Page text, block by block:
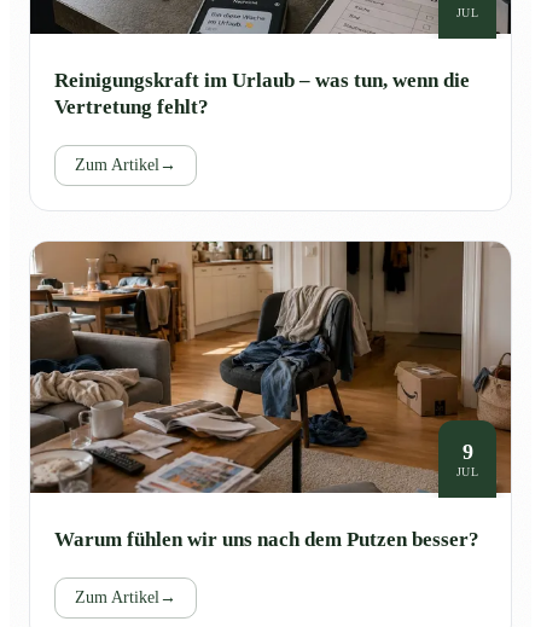
JUL
Reinigungskraft im Urlaub – was tun, wenn die
Vertretung fehlt?
Zum Artikel→
9
JUL
Warum fühlen wir uns nach dem Putzen besser?
Zum Artikel→